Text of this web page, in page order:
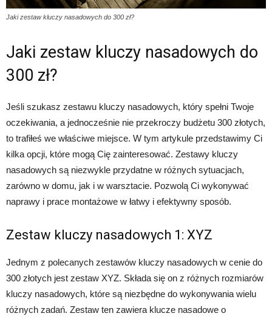
Jaki zestaw kluczy nasadowych do 300 zł?
Jaki zestaw kluczy nasadowych do
300 zł?
Jeśli szukasz zestawu kluczy nasadowych, który spełni Twoje
oczekiwania, a jednocześnie nie przekroczy budżetu 300 złotych,
to trafiłeś we właściwe miejsce. W tym artykule przedstawimy Ci
kilka opcji, które mogą Cię zainteresować. Zestawy kluczy
nasadowych są niezwykle przydatne w różnych sytuacjach,
zarówno w domu, jak i w warsztacie. Pozwolą Ci wykonywać
naprawy i prace montażowe w łatwy i efektywny sposób.
Zestaw kluczy nasadowych 1: XYZ
Jednym z polecanych zestawów kluczy nasadowych w cenie do
300 złotych jest zestaw XYZ. Składa się on z różnych rozmiarów
kluczy nasadowych, które są niezbędne do wykonywania wielu
różnych zadań. Zestaw ten zawiera klucze nasadowe o